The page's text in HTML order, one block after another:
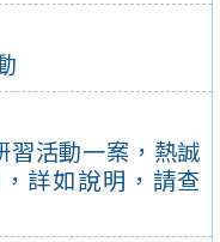
習活動一案，熱誠
詳如說明，請查